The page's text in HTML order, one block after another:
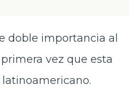
doble importancia al
vez que esta